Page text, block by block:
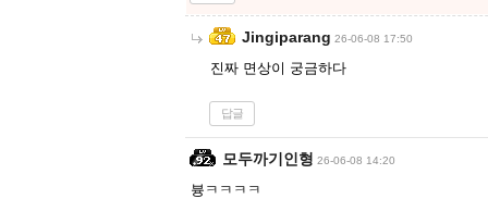
Jingiparang 26-06-08 17:50
진짜 면상이 궁금하다
답글
모두까기인형 26-06-08 14:20
븅ㅋㅋㅋㅋ